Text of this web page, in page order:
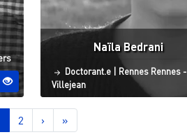
Naïla Bedrani
Statut
Doctorant.e Site ESO
Rennes Rennes -
Villejean
courante
Page
2 Page suivante
› Dernière page
»